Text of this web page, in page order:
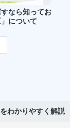
なら知ってお
について
わかりやすく解説